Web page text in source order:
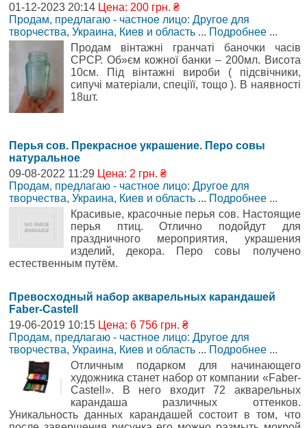
01-12-2023 20:14 Цена: 200 грн. ₴
Продам, предлагаю - частное лицо: Другое для
творчества, Украина, Киев и область ... Подробнее ...
Продам вінтажні гранчаті баночки часів
СРСР. Об»єм кожної банки – 200мл. Висота
10см. Під вінтажні вироби ( підсвічники,
сипучі матеріали, спеціїї, тощо ). В наявності
18шт.
Перья сов. Прекрасное украшение. Перо совы
натуральное
09-08-2022 11:29 Цена: 2 грн. ₴
Продам, предлагаю - частное лицо: Другое для
творчества, Украина, Киев и область ... Подробнее ...
Красивые, красочные перья сов. Настоящие
перья птиц. Отлично подойдут для
праздничного мероприятия, украшения
изделий, декора. Перо совы получено
естественным путём.
Превосходный набор акварельных карандашей
Faber-Castell
19-06-2019 10:15 Цена: 6 756 грн. ₴
Продам, предлагаю - частное лицо: Другое для
творчества, Украина, Киев и область ... Подробнее ...
Отличным подарком для начинающего
художника станет набор от компании «Faber-
Castell». В него входит 72 акварельных
карандаша различных оттенков.
Уникальность данных карандашей состоит в том, что